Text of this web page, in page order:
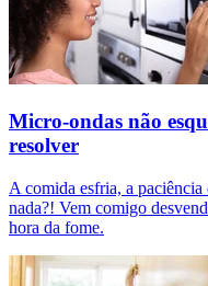
Micro-ondas não
resolver
A comida esfria, a
nada?! Vem comigo
hora da fome.